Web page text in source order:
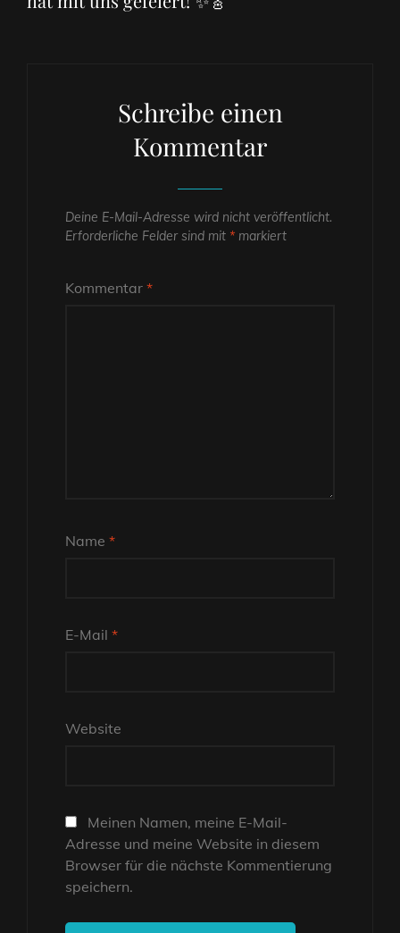
Schreibe einen
Kommentar
Deine E-Mail-Adresse wird nicht veröffentlicht.
Erforderliche Felder sind mit * markiert
Kommentar *
Name *
E-Mail *
Website
Meinen Namen, meine E-Mail-
Adresse und meine Website in diesem
Browser für die nächste Kommentierung
speichern.